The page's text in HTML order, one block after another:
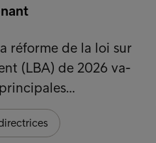
réforme de la loi sur
(LBA) de 2026 va-